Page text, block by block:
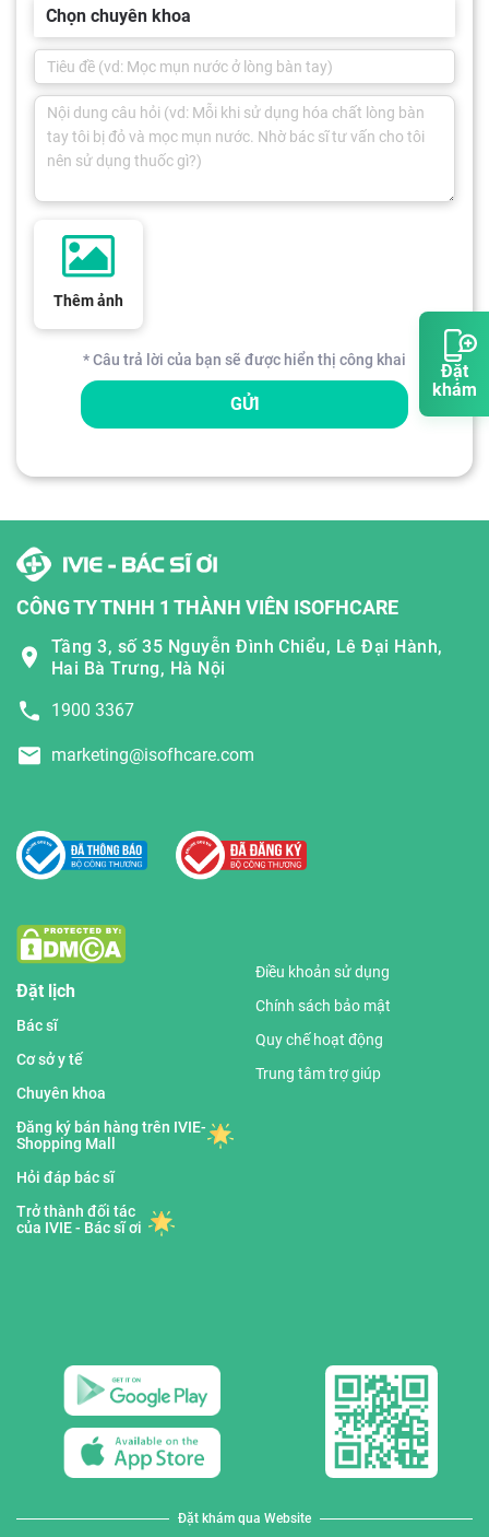
Đặt
khám
Chọn chuyên khoa
Thêm ảnh
* Câu trả lời của bạn sẽ được hiển thị công khai
GỬI
CÔNG TY TNHH 1 THÀNH VIÊN ISOFHCARE
Tầng 3, số 35 Nguyễn Đình Chiểu, Lê Đại Hành,
Hai Bà Trưng, Hà Nội
1900 3367
marketing@isofhcare.com
Đặt lịch
Bác sĩ
Cơ sở y tế
Chuyên khoa
Đăng ký bán hàng trên IVIE-
Shopping Mall
Hỏi đáp bác sĩ
Trở thành đối tác
của IVIE - Bác sĩ ơi
Điều khoản sử dụng
Chính sách bảo mật
Quy chế hoạt động
Trung tâm trợ giúp
Đặt khám qua Website